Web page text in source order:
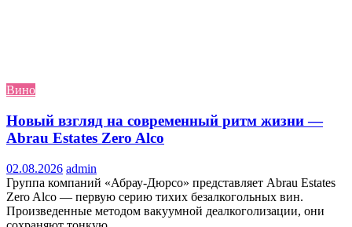
Вино
Новый взгляд на современный ритм жизни —
Abrau Estates Zero Alco
02.08.2026 admin
Группа компаний «Абрау-Дюрсо» представляет Abrau Estates
Zero Alco — первую серию тихих безалкогольных вин.
Произведенные методом вакуумной деалкоголизации, они